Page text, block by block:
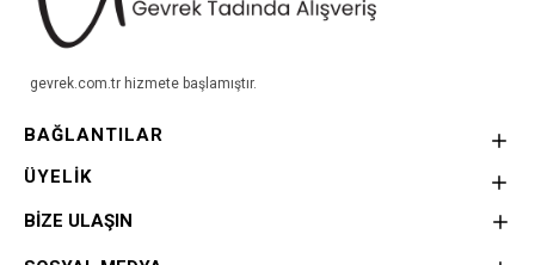
gevrek.com.tr hizmete başlamıştır.
BAĞLANTILAR
ÜYELİK
BİZE ULAŞIN